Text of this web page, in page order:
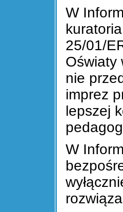
W
25/01/
Oświaty
nie
imprez
lepszej
W